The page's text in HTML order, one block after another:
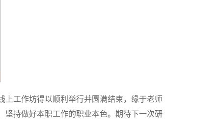
上工作坊得以顺利举行并圆满结束，缘于老师
坚持做好本职工作的职业本色。期待下一次研